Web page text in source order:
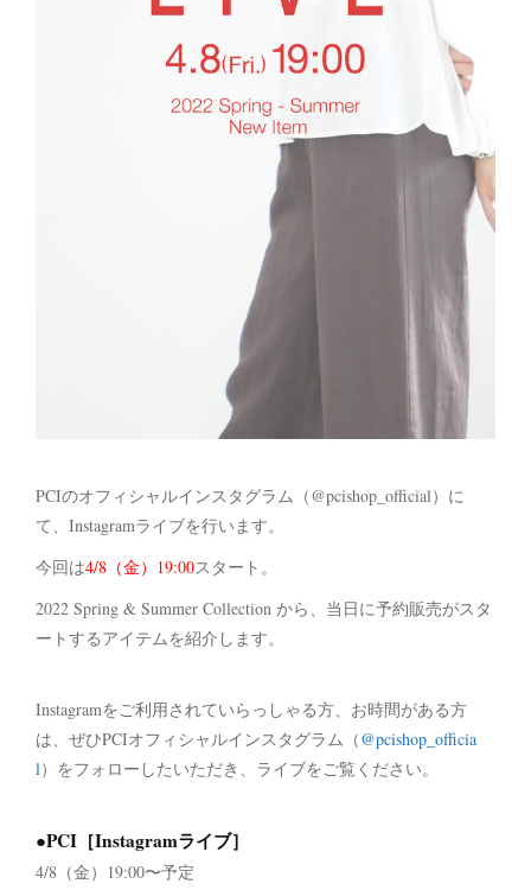
PCIのオフィシャルインスタグラム（@pcishop_official）に
て、Instagramライブを行います。
今回は4/8（金）19:00スタート。
2022 Spring & Summer Collection から、当日に予約販売がスタ
ートするアイテムを紹介します。
Instagramをご利用されていらっしゃる方、お時間がある方
は、ぜひPCIオフィシャルインスタグラム（@pcishop_officia
l）をフォローしたいただき、ライブをご覧ください。
●PCI［Instagramライブ］
4/8（金）19:00〜予定